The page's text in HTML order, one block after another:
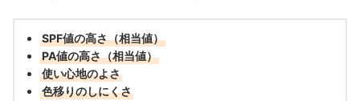
SPF値の高さ（相当値）
PA値の高さ（相当値）
使い心地のよさ
色移りのしにくさ